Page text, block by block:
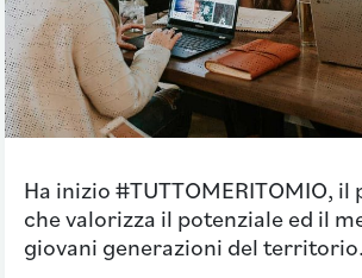
Ha inizio #TUTTOMERITOMIO,
che valorizza il potenziale ed il
giovani generazioni del territorio.